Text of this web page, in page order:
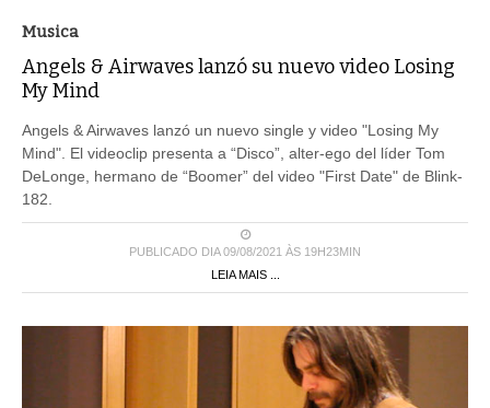
Musica
Angels & Airwaves lanzó su nuevo video Losing
My Mind
Angels & Airwaves lanzó un nuevo single y video "Losing My
Mind". El videoclip presenta a “Disco”, alter-ego del líder Tom
DeLonge, hermano de “Boomer” del video "First Date" de Blink-
182.
PUBLICADO DIA 09/08/2021 ÀS 19H23MIN
LEIA MAIS ...